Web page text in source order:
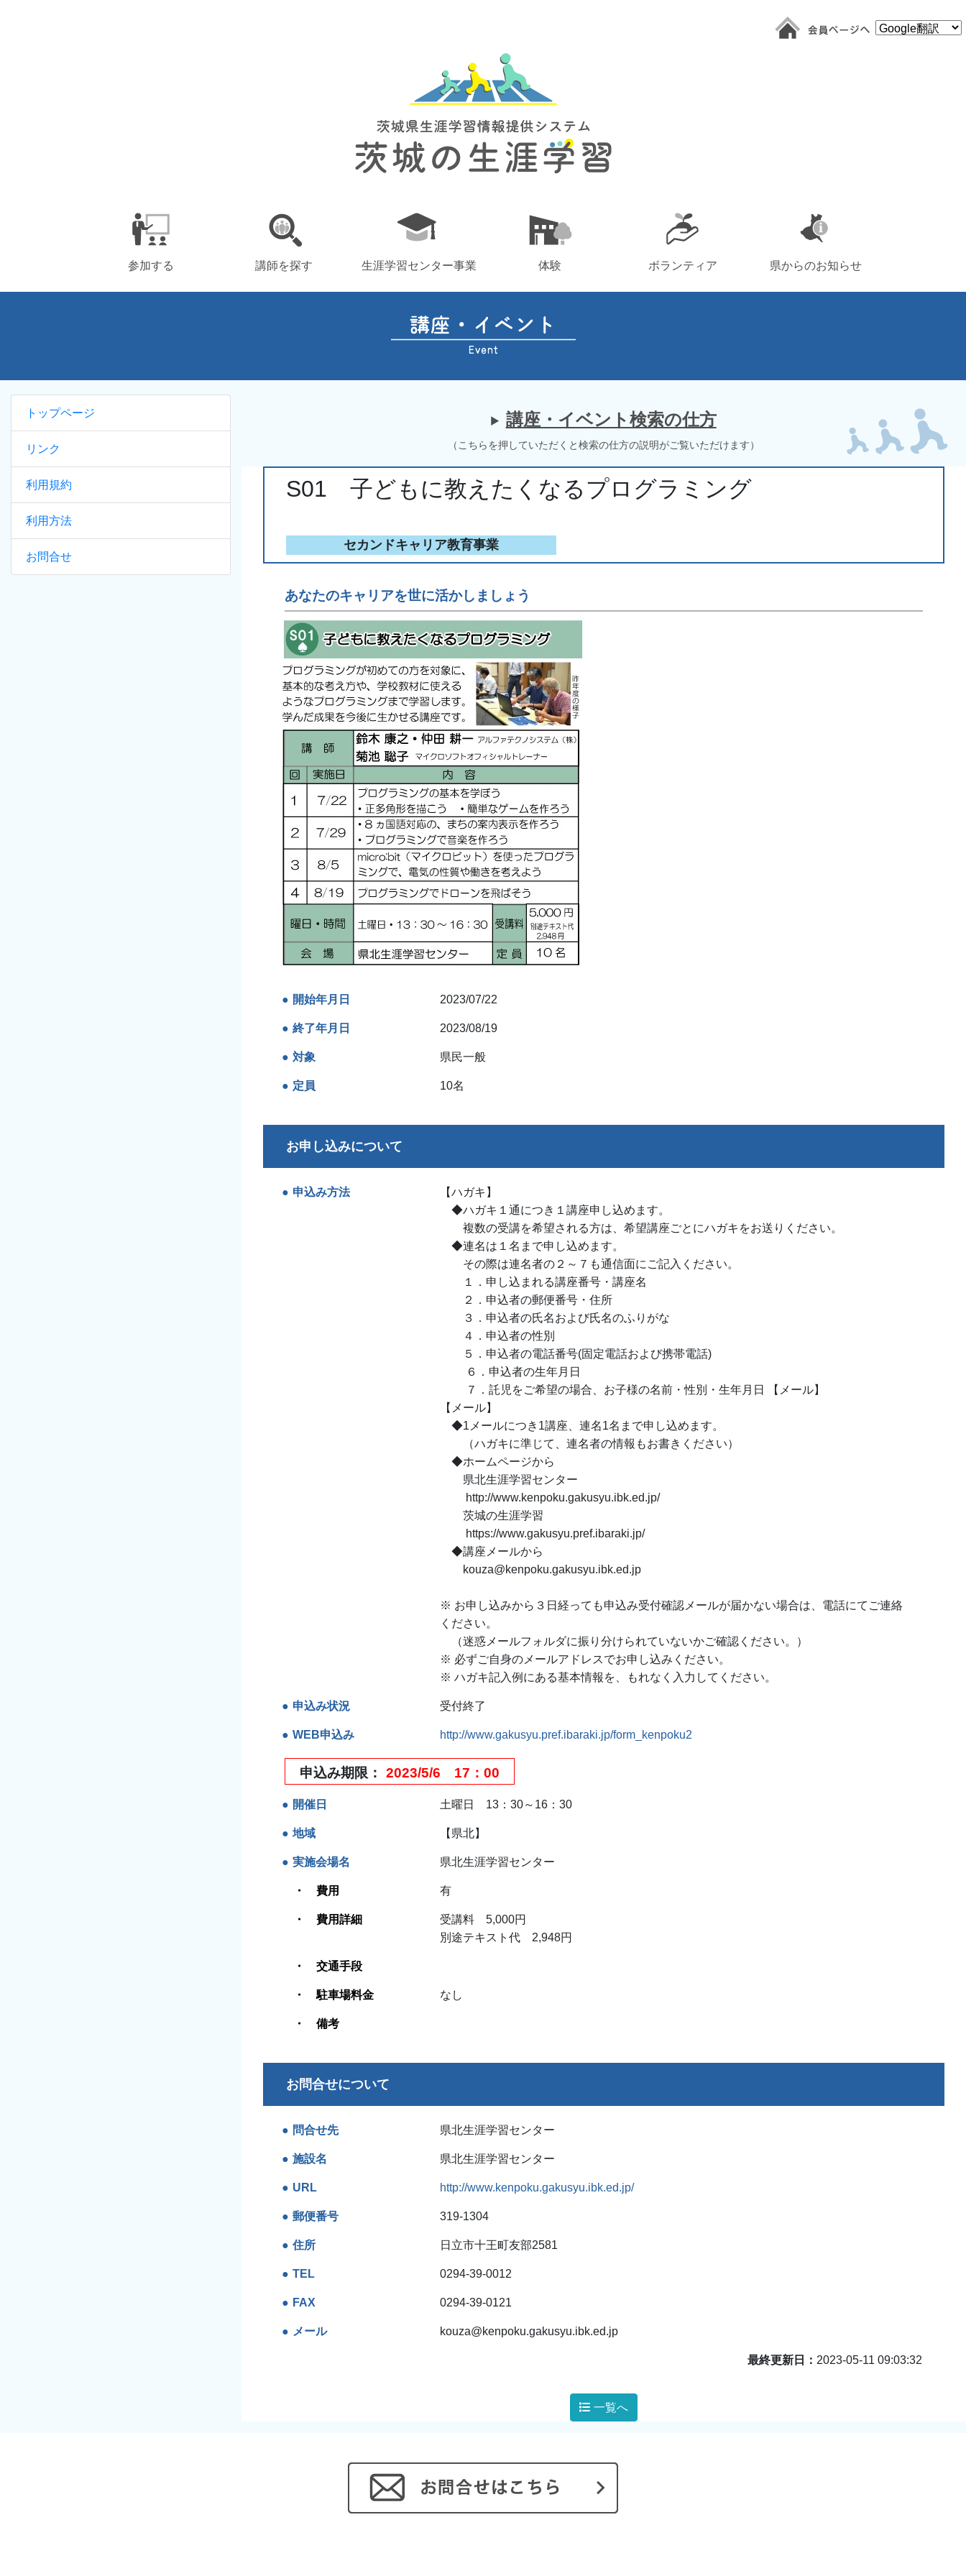
参加する 講師を探す 生涯学習センター事業 体験 ボランティア 県からのお知らせ
トップページ
リンク
利用規約
利用方法
お問合せ
講座・イベント検索の仕方
（こちらを押していただくと検索の仕方の説明がご覧いただけます）
S01 子どもに教えたくなるプログラミング
セカンドキャリア教育事業
あなたのキャリアを世に活かしましょう
開始年月日 2023/07/22
終了年月日 2023/08/19
対象 県民一般
定員 10名
お申し込みについて
申込み方法
【ハガキ】
◆ハガキ１通につき１講座申し込めます。
複数の受講を希望される方は、希望講座ごとにハガキをお送りください。
◆連名は１名まで申し込めます。
その際は連名者の２～７も通信面にご記入ください。
１．申し込まれる講座番号・講座名
２．申込者の郵便番号・住所
３．申込者の氏名および氏名のふりがな
４．申込者の性別
５．申込者の電話番号(固定電話および携帯電話)
６．申込者の生年月日
７．託児をご希望の場合、お子様の名前・性別・生年月日 【メール】
【メール】
◆1メールにつき1講座、連名1名まで申し込めます。
（ハガキに準じて、連名者の情報もお書きください）
◆ホームページから
県北生涯学習センター
http://www.kenpoku.gakusyu.ibk.ed.jp/
茨城の生涯学習
https://www.gakusyu.pref.ibaraki.jp/
◆講座メールから
kouza@kenpoku.gakusyu.ibk.ed.jp
※ お申し込みから３日経っても申込み受付確認メールが届かない場合は、電話にてご連絡
ください。
（迷惑メールフォルダに振り分けられていないかご確認ください。）
※ 必ずご自身のメールアドレスでお申し込みください。
※ ハガキ記入例にある基本情報を、もれなく入力してください。
申込み状況 受付終了
WEB申込み http://www.gakusyu.pref.ibaraki.jp/form_kenpoku2
申込み期限 2023/5/6 17：00
開催日 土曜日 13：30～16：30
地域 【県北】
実施会場名 県北生涯学習センター
費用 有
費用詳細
受講料 5,000円
別途テキスト代 2,948円
交通手段
駐車場料金 なし
備考
お問合せについて
問合せ先 県北生涯学習センター
施設名 県北生涯学習センター
URL http://www.kenpoku.gakusyu.ibk.ed.jp/
郵便番号 319-1304
住所 日立市十王町友部2581
TEL 0294-39-0012
FAX 0294-39-0121
メール kouza@kenpoku.gakusyu.ibk.ed.jp
最終更新日 2023-05-11 09:03:32
一覧へ